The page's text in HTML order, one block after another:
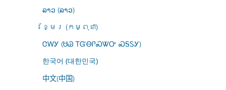
ລາວ (ລາວ)
ខ្មែរ (កម្ពុជា)
ᏣᎳᎩ (ᏌᏊ ᎢᏳᎾᎵᏍᏔᏅ ᏍᎦᏚᎩ)
한국어 (대한민국)
中文(中国)